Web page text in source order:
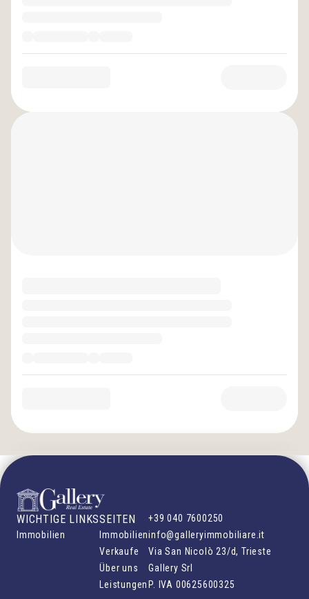
WICHTIGE LINKS
Immobilien
SEITEN
Immobilien
Verkaufe
Über uns
Leistungen
+39 040 7600250
info@galleryimmobiliare.it
Via San Nicolò 23/d, Trieste
Gallery Srl
P. IVA 00625600325